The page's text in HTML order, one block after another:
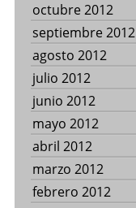
octubre 2012
septiembre 2012
agosto 2012
julio 2012
junio 2012
mayo 2012
abril 2012
marzo 2012
febrero 2012